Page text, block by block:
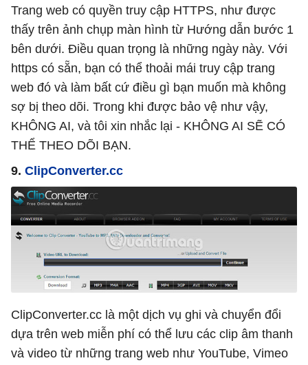
Trang web có quyền truy cập HTTPS, như được
thấy trên ảnh chụp màn hình từ Hướng dẫn bước 1
bên dưới. Điều quan trọng là những ngày này. Với
https có sẵn, bạn có thể thoải mái truy cập trang
web đó và làm bất cứ điều gì bạn muốn mà không
sợ bị theo dõi. Trong khi được bảo vệ như vậy,
KHÔNG AI, và tôi xin nhắc lại - KHÔNG AI SẼ CÓ
THỂ THEO DÕI BẠN.
9. ClipConverter.cc
ClipConverter.cc là một dịch vụ ghi và chuyển đổi
dựa trên web miễn phí có thể lưu các clip âm thanh
và video từ những trang web như YouTube, Vimeo